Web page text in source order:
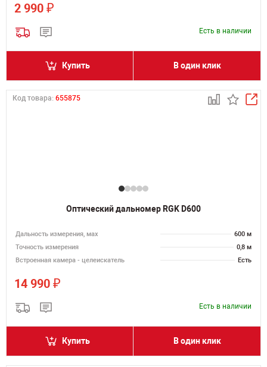
2 990 ₽
Есть в наличии
Купить В один клик
Код товара: 655875
Оптический дальномер RGK D600
Дальность измерения, мах
600 м
Точность измерения
0,8 м
Встроенная камера - целеискатель
Есть
14 990 ₽
Есть в наличии
Купить В один клик